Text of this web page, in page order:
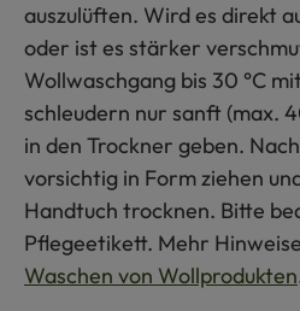
auszulüften. Wird es direkt
oder ist es stärker
Wollwaschgang bis 30 °C
schleudern nur sanft (max.
in den Trockner geben.
vorsichtig in Form ziehen
Handtuch trocknen. Bitte
Pflegeetikett. Mehr
Waschen von Wollprodukten